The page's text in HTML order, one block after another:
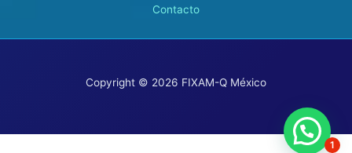
Contacto
Copyright © 2026 FIXAM-Q México
1